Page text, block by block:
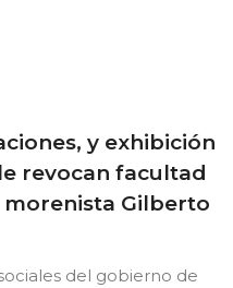
y exhibición
revocan facultad
Gilberto
del gobierno de